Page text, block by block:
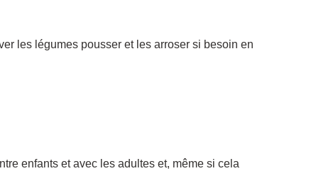
les légumes pousser et les arroser si besoin en
enfants et avec les adultes et, même si cela